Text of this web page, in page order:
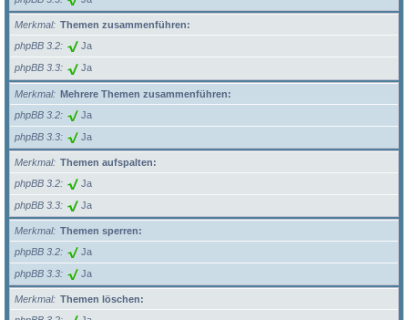
Merkmal
Themen zusammenführen:
phpBB 3.2
Ja
phpBB 3.3 Ja
Merkmal
Mehrere Themen zusammenführen:
phpBB 3.2
Ja
phpBB 3.3 Ja
Merkmal
Themen aufspalten:
phpBB 3.2
Ja
phpBB 3.3 Ja
Merkmal
Themen sperren:
phpBB 3.2
Ja
phpBB 3.3 Ja
Merkmal
Themen löschen: